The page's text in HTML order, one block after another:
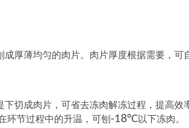
厚薄均匀的肉片。肉片厚度根据需要，可
切成肉片，可省去冻肉解冻过程，提高效
环节过程中的升温，可刨 -18°C以下冻肉。